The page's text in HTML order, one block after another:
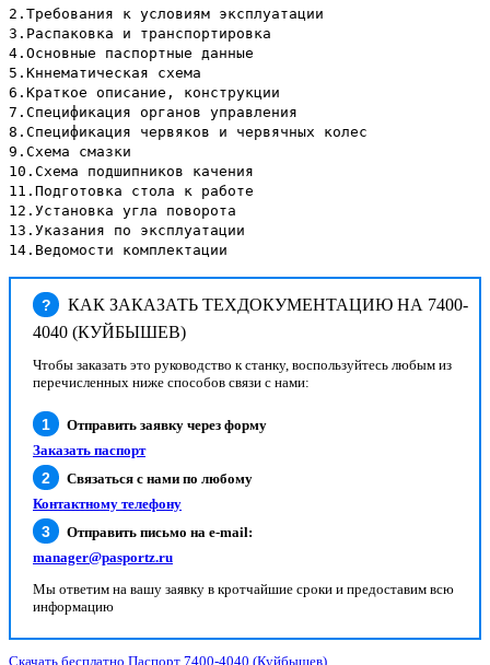
2.Требования к условиям эксплуатации
3.Распаковка и транспортировка
4.Основные паспортные данные
5.Кннематическая схема
6.Краткое описание, конструкции
7.Спецификация органов управления
8.Спецификация червяков и червячных колес
9.Схема смазки
10.Схема подшипников качения
11.Подготовка стола к работе
12.Установка угла поворота
13.Указания по эксплуатации
14.Ведомости комплектации
?
КАК ЗАКАЗАТЬ ТЕХДОКУМЕНТАЦИЮ НА 7400-
4040 (КУЙБЫШЕВ)
Чтобы заказать это руководство к станку, воспользуйтесь любым из
перечисленных ниже способов связи с нами:
Отправить заявку через форму
Заказать паспорт
Связаться с нами по любому
Контактному телефону
Отправить письмо на e-mail:
manager@pasportz.ru
Мы ответим на вашу заявку в кротчайшие сроки и предоставим всю
информацию
Скачать бесплатно Паспорт 7400-4040 (Куйбышев)